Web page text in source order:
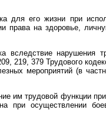
для его жизни при
права на здоровье,
вследствие нарушения
219, 379 Трудового
мероприятий (в
им трудовой функции
осуществлении